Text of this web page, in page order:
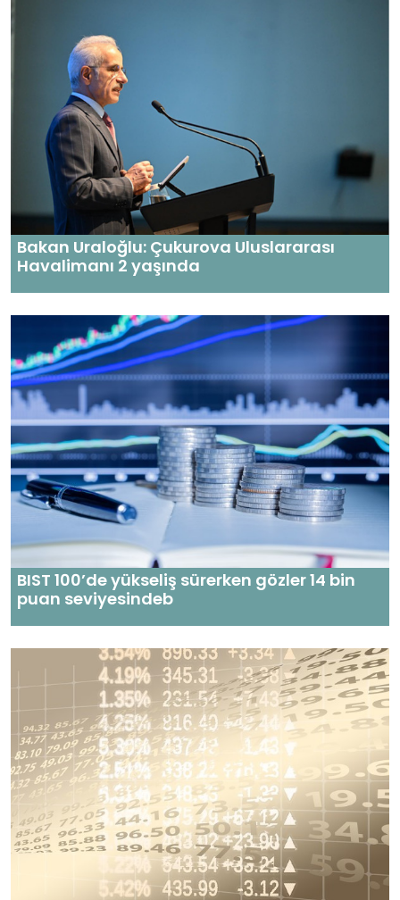
Bakan Uraloğlu: Çukurova Uluslararası
Havalimanı 2 yaşında
BIST 100’de yükseliş sürerken gözler 14 bin
puan seviyesindeb